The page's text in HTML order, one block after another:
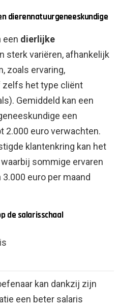
dierennatuurgeneeskundige
een dierlijke
sterk variëren, afhankelijk
zoals ervaring,
zelfs het type cliënt
Gemiddeld kan een
een
2.000 euro verwachten.
klantenkring kan het
sommige ervaren
euro per maand
de salarisschaal
kan dankzij zijn
een beter salaris